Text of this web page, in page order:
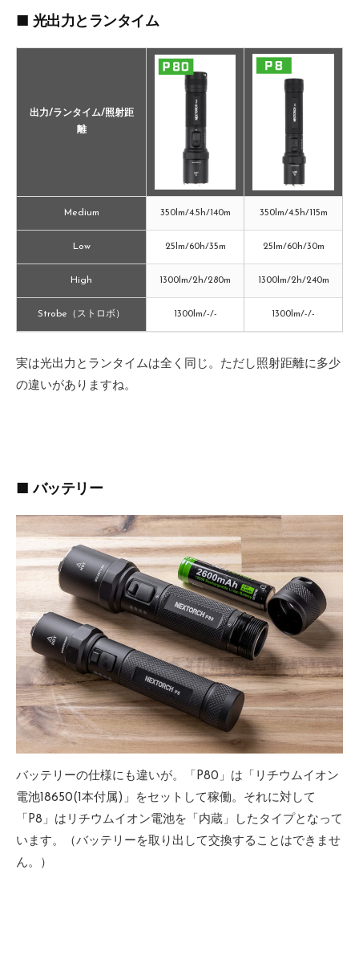
■ 光出力とランタイム
出力/ランタイム/照射距
離
Medium 350lm/4.5h/140m 350lm/4.5h/115m
Low 25lm/60h/35m 25lm/60h/30m
High 1300lm/2h/280m 1300lm/2h/240m
Strobe（ストロボ） 1300lm/-/- 1300lm/-/-
実は光出力とランタイムは全く同じ。ただし照射距離に多少
の違いがありますね。
■ バッテリー
バッテリーの仕様にも違いが。「P80」は「リチウムイオン
電池18650(1本付属)」をセットして稼働。それに対して
「P8」はリチウムイオン電池を「内蔵」したタイプとなって
います。（バッテリーを取り出して交換することはできませ
ん。）